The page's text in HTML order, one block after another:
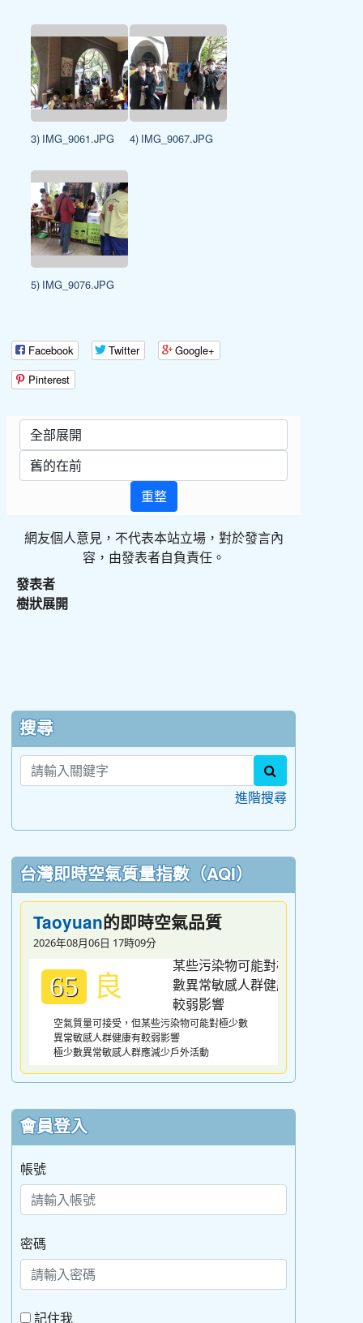
3) IMG_9061.JPG 4) IMG_9067.JPG
5) IMG_9076.JPG
Facebook Twitter
Google+
Pinterest
重整
網友個人意見，不代表本站立場，對於發言內
容，由發表者自負責任。
發表者
樹狀展開
搜尋
進階搜尋
台灣即時空氣質量指數（AQI）
Taoyuan的即時空氣品質
2026年08月06日 17時09分
65 良
空氣質量可接受，但某些污染物可能對極少數
異常敏感人群健康有較弱影響
極少數異常敏感人群應減少戶外活動
會員登入
帳號
密碼
記住我